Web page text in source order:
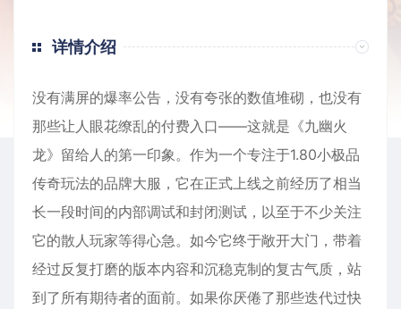
详情介绍
没有满屏的爆率公告，没有夸张的数值堆砌，也没有
那些让人眼花缭乱的付费入口——这就是《九幽火
龙》留给人的第一印象。作为一个专注于1.80小极品
传奇玩法的品牌大服，它在正式上线之前经历了相当
长一段时间的内部调试和封闭测试，以至于不少关注
它的散人玩家等得心急。如今它终于敞开大门，带着
经过反复打磨的版本内容和沉稳克制的复古气质，站
到了所有期待者的面前。如果你厌倦了那些迭代过快